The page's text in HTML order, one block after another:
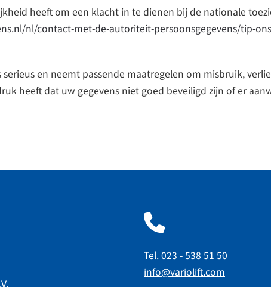
heeft om een klacht in te dienen bij de nationale
nl/contact-met-de-autoriteit-persoonsgegevens/tip-ons
en neemt passende maatregelen om misbruik,
heeft dat uw gegevens niet goed beveiligd zijn of er
Tel.023 - 538 51 50
info@variolift.com